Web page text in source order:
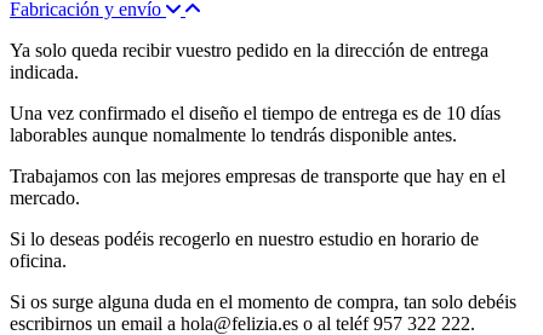
Fabricación y envío
Ya solo queda recibir vuestro pedido en la dirección de entrega
indicada.
Una vez confirmado el diseño el tiempo de entrega es de 10 días
laborables aunque nomalmente lo tendrás disponible antes.
Trabajamos con las mejores empresas de transporte que hay en el
mercado.
Si lo deseas podéis recogerlo en nuestro estudio en horario de
oficina.
Si os surge alguna duda en el momento de compra, tan solo debéis
escribirnos un email a hola@felizia.es o al teléf 957 322 222.